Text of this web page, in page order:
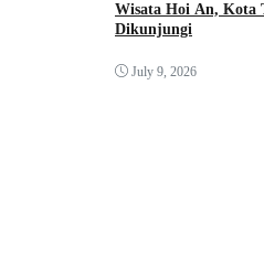
Wisata Hoi An, Kota
Dikunjungi
July 9, 2026